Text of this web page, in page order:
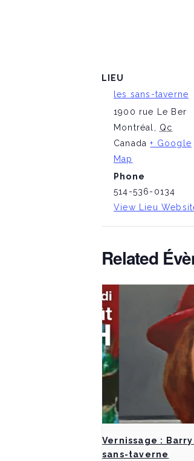
LIEU
les sans-taverne
1900 rue Le Ber
Montréal
Qc
Canada + Google
Map
Phone
514-536-0134
View Lieu
Related
Vernissage :
sans-taverne